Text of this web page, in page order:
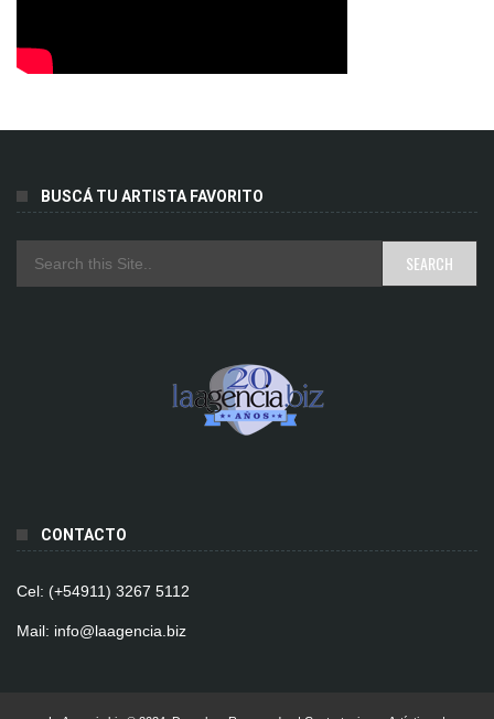
BUSCÁ TU ARTISTA FAVORITO
CONTACTO
Cel: (+54911) 3267 5112
Mail: info@laagencia.biz